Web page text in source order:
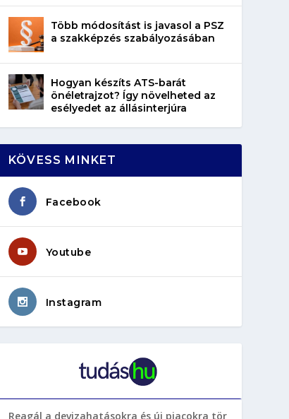
Több módosítást is javasol a PSZ
a szakképzés szabályozásában
Hogyan készíts ATS-barát
önéletrajzot? Így növelheted az
esélyedet az állásinterjúra
KÖVESS MINKET
Facebook
Youtube
Instagram
Reagál a devizahatásokra és új piacokra tör